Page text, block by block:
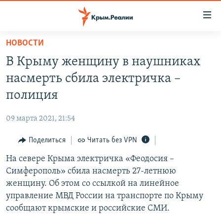
Вернуться
основному
содержанию
главной
навигации
Вернутся
поиску
СПЕЦПРОЕКТЫ
11 ЛЕТ ОККУПАЦИИ КРЫМА. 11 ИСТОРИЙ СОПРОТИВЛЕНИЯ
ЕЩЕ
ИНТЕРАКТИВ
ИНФОГРАФИКА
ТЕЛЕПРОЕКТ КРЫМ.РЕАЛИИ
СОВЕТЫ ПРАВОЗАЩИТНИКОВ
ПРОПАВШИЕ БЕЗ ВЕСТИ
РАДІО СВОБОДА
КАК ОБОЙТИ БЛОКИРОВКУ
Українською
Qırımtatar
НОВОСТИ
В Крыму женщину в наушниках
насмерть сбила электричка –
полиция
09 марта 2021, 21:54
Поделиться Читать без VPN
На севере Крыма электричка «Феодосия –
Симферополь» сбила насмерть 27-летнюю
женщину. Об этом со ссылкой на линейное
управление МВД России на транспорте по Крыму
сообщают крымские и российские СМИ.